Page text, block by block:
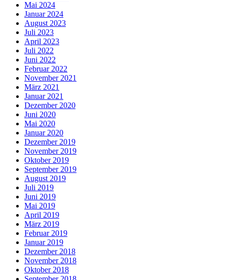
Mai 2024
Januar 2024
August 2023
Juli 2023
April 2023
Juli 2022
Juni 2022
Februar 2022
November 2021
März 2021
Januar 2021
Dezember 2020
Juni 2020
Mai 2020
Januar 2020
Dezember 2019
November 2019
Oktober 2019
September 2019
August 2019
Juli 2019
Juni 2019
Mai 2019
April 2019
März 2019
Februar 2019
Januar 2019
Dezember 2018
November 2018
Oktober 2018